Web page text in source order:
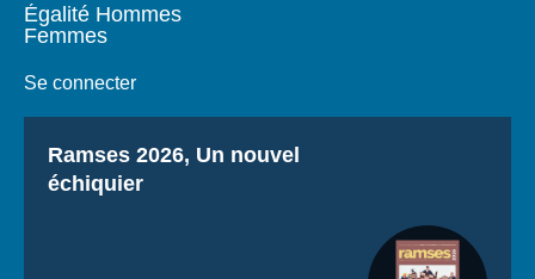
Égalité Hommes
Femmes
Se connecter
Titre
Ramses 2026, Un nouvel
échiquier